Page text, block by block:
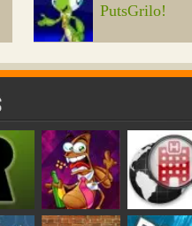
PutsGrilo!